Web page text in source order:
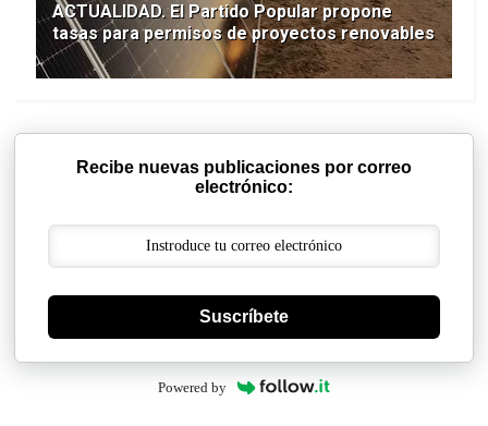
ACTUALIDAD. El Partido Popular propone
tasas para permisos de proyectos renovables
Recibe nuevas publicaciones por correo
electrónico:
Suscríbete
Powered by